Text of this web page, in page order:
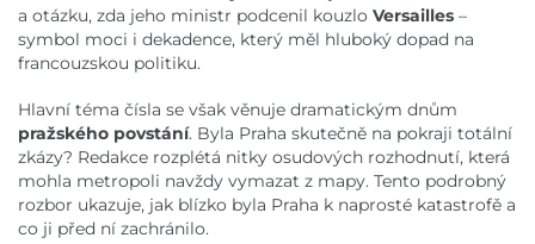
a otázku, zda jeho ministr podcenil kouzlo Versailles –
symbol moci i dekadence, který měl hluboký dopad na
francouzskou politiku.
Hlavní téma čísla se však věnuje dramatickým dnům
pražského povstání. Byla Praha skutečně na pokraji totální
zkázy? Redakce rozplétá nitky osudových rozhodnutí, která
mohla metropoli navždy vymazat z mapy. Tento podrobný
rozbor ukazuje, jak blízko byla Praha k naprosté katastrofě a
co ji před ní zachránilo.